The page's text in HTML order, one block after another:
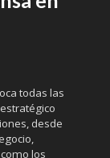
todas las
desde
los